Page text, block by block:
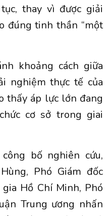
thay vì được giải
đúng tinh thần “một
khoảng cách giữa
nghiệm thực tế của
thấy áp lực lớn đang
cơ sở trong giai
bố nghiên cứu,
Phó Giám đốc
Hồ Chí Minh, Phó
Trung ương nhấn